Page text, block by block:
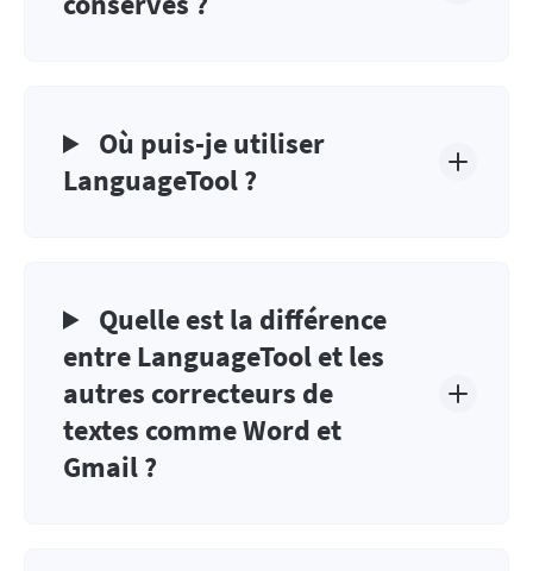
Où puis-je utiliser
LanguageTool ?
Quelle est la différence
entre LanguageTool et les
autres correcteurs de
textes comme Word et
Gmail ?